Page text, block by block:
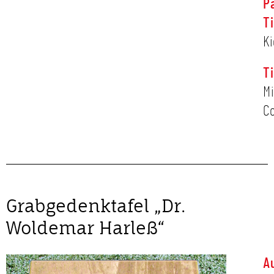
Grabgedenktafel „Dr.
Woldemar Harleß“